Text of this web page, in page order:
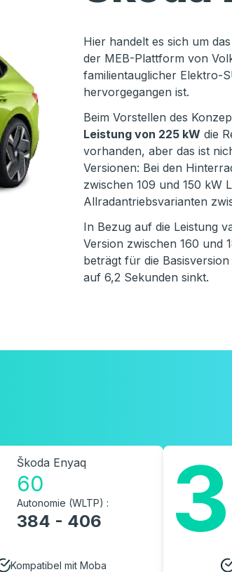
Hier handelt es sich um
der MEB-Plattform von
familientauglicher Elektro-
hervorgegangen ist.
Beim Vorstellen des
Leistung von 225 kW die
vorhanden, aber das ist
Versionen: Bei den
zwischen 109 und 150 kW
Allradantriebsvarianten
In Bezug auf die Leistung
Version zwischen 160 und
beträgt für die
auf 6,2 Sekunden sinkt.
Škoda Enyaq
60
Autonomie (WLTP) :
384 - 406
Kompatibel mit Moba
3